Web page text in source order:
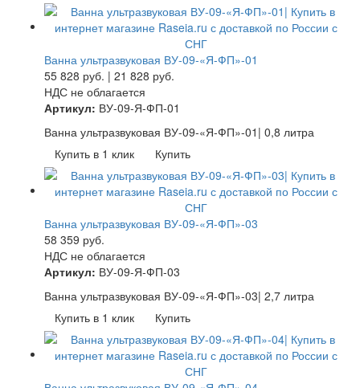
Ванна ультразвуковая ВУ-09-«Я-ФП»-01
55 828 руб. | 21 828 руб.
НДС не облагается
Артикул: ВУ-09-Я-ФП-01
Ванна ультразвуковая ВУ-09-«Я-ФП»-01| 0,8 литра
Купить в 1 клик
Купить
Ванна ультразвуковая ВУ-09-«Я-ФП»-03
58 359 руб.
НДС не облагается
Артикул: ВУ-09-Я-ФП-03
Ванна ультразвуковая ВУ-09-«Я-ФП»-03| 2,7 литра
Купить в 1 клик
Купить